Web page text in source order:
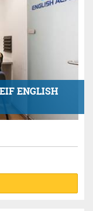
ENGLISH